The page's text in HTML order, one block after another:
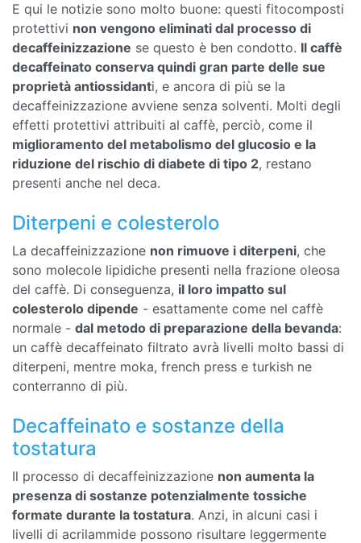
E qui le notizie sono molto buone: questi fitocomposti
protettivi non vengono eliminati dal processo di
decaffeinizzazione se questo è ben condotto. Il caffè
decaffeinato conserva quindi gran parte delle sue
proprietà antiossidanti, e ancora di più se la
decaffeinizzazione avviene senza solventi. Molti degli
effetti protettivi attribuiti al caffè, perciò, come il
miglioramento del metabolismo del glucosio e la
riduzione del rischio di diabete di tipo 2, restano
presenti anche nel deca.
Diterpeni e colesterolo
La decaffeinizzazione non rimuove i diterpeni, che
sono molecole lipidiche presenti nella frazione oleosa
del caffè. Di conseguenza, il loro impatto sul
colesterolo dipende - esattamente come nel caffè
normale - dal metodo di preparazione della bevanda:
un caffè decaffeinato filtrato avrà livelli molto bassi di
diterpeni, mentre moka, french press e turkish ne
conterranno di più.
Decaffeinato e sostanze della
tostatura
Il processo di decaffeinizzazione non aumenta la
presenza di sostanze potenzialmente tossiche
formate durante la tostatura. Anzi, in alcuni casi i
livelli di acrilammide possono risultare leggermente